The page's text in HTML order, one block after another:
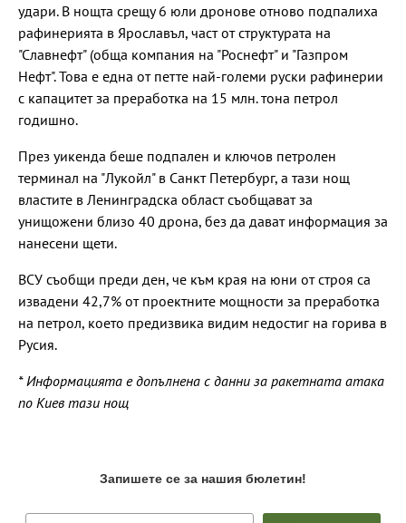
удари. В нощта срещу 6 юли дронове отново подпалиха
рафинерията в Ярославъл, част от структурата на
"Славнефт" (обща компания на "Роснефт" и "Газпром
Нефт". Това е една от петте най-големи руски рафинерии
с капацитет за преработка на 15 млн. тона петрол
годишно.
През уикенда беше подпален и ключов петролен
терминал на "Лукойл" в Санкт Петербург, а тази нощ
властите в Ленинградска област съобщават за
унищожени близо 40 дрона, без да дават информация за
нанесени щети.
ВСУ съобщи преди ден, че към края на юни от строя са
извадени 42,7% от проектните мощности за преработка
на петрол, което предизвика видим недостиг на горива в
Русия.
* Информацията е допълнена с данни за ракетната атака
по Киев тази нощ